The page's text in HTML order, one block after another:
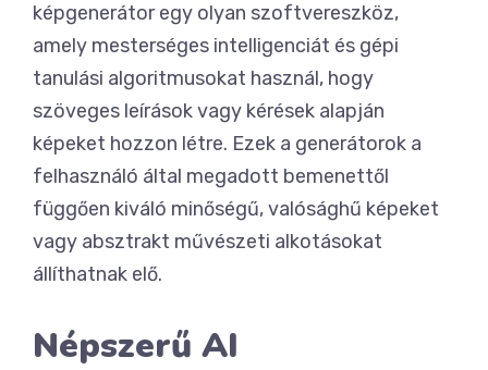
képgenerátor egy olyan szoftvereszköz,
amely mesterséges intelligenciát és gépi
tanulási algoritmusokat használ, hogy
szöveges leírások vagy kérések alapján
képeket hozzon létre. Ezek a generátorok a
felhasználó által megadott bemenettől
függően kiváló minőségű, valósághű képeket
vagy absztrakt művészeti alkotásokat
állíthatnak elő.
Népszerű AI